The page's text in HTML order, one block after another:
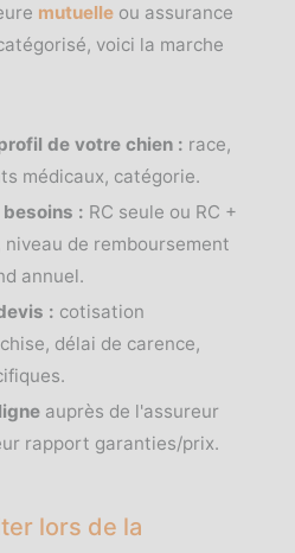
mutuelle ou assurance
voici la marche
de votre chien : race,
médicaux, catégorie.
: RC seule ou RC +
de remboursement
annuel.
: cotisation
délai de carence,
auprès de l'assureur
rapport garanties/prix.
lors de la